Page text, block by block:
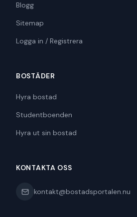
Blogg
Sitemap
Logga in / Registrera
BOSTÄDER
Hyra bostad
Studentboenden
Hyra ut sin bostad
KONTAKTA OSS
kontakt@bostadsportalen.nu